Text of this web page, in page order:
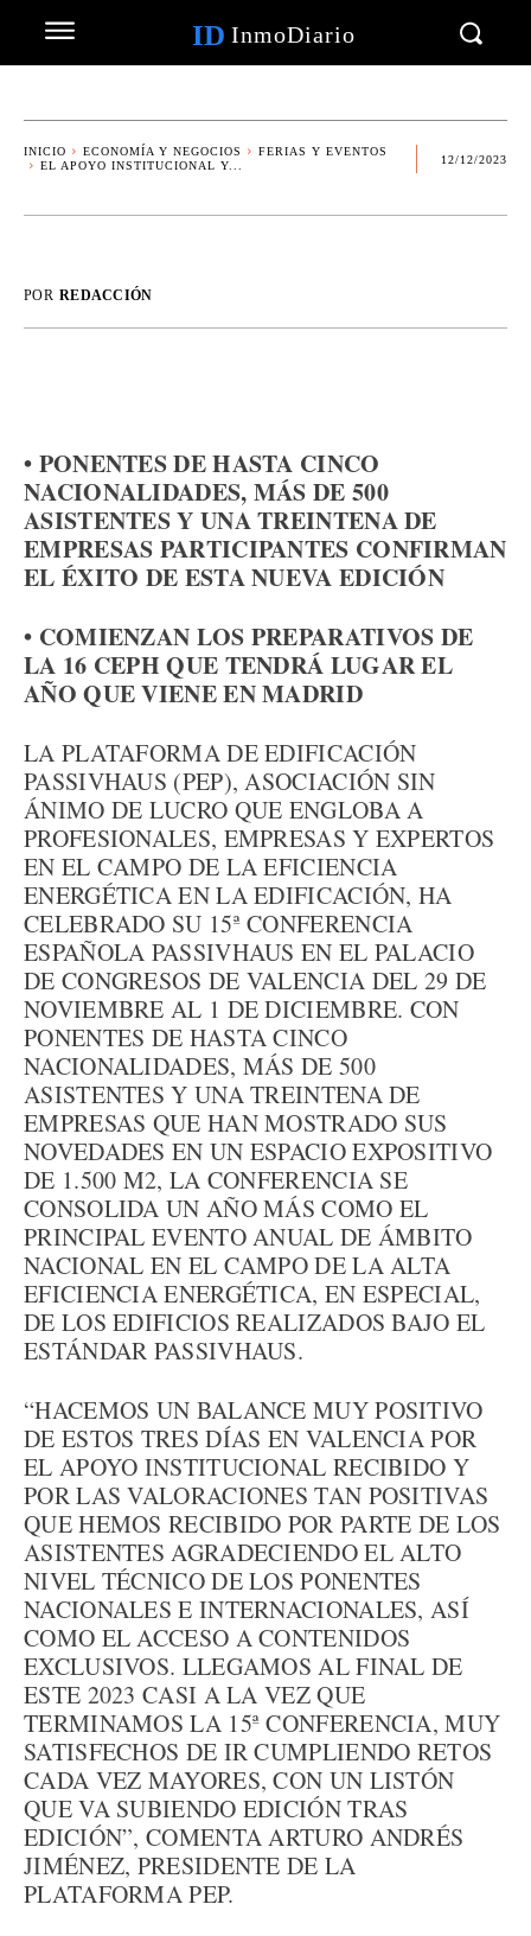
ID InmoDiario
INICIO ECONOMÍA Y NEGOCIOS
FERIAS Y EVENTOS
EL APOYO INSTITUCIONAL Y...
12/12/2023
POR REDACCIÓN
• PONENTES DE HASTA CINCO
NACIONALIDADES, MÁS DE 500
ASISTENTES Y UNA TREINTENA DE
EMPRESAS PARTICIPANTES CONFIRMAN
EL ÉXITO DE ESTA NUEVA EDICIÓN
• COMIENZAN LOS PREPARATIVOS DE
LA 16 CEPH QUE TENDRÁ LUGAR EL
AÑO QUE VIENE EN MADRID
LA PLATAFORMA DE EDIFICACIÓN
PASSIVHAUS (PEP), ASOCIACIÓN SIN
ÁNIMO DE LUCRO QUE ENGLOBA A
PROFESIONALES, EMPRESAS Y EXPERTOS
EN EL CAMPO DE LA EFICIENCIA
ENERGÉTICA EN LA EDIFICACIÓN, HA
CELEBRADO SU 15ª CONFERENCIA
ESPAÑOLA PASSIVHAUS EN EL PALACIO
DE CONGRESOS DE VALENCIA DEL 29 DE
NOVIEMBRE AL 1 DE DICIEMBRE. CON
PONENTES DE HASTA CINCO
NACIONALIDADES, MÁS DE 500
ASISTENTES Y UNA TREINTENA DE
EMPRESAS QUE HAN MOSTRADO SUS
NOVEDADES EN UN ESPACIO EXPOSITIVO
DE 1.500 M2, LA CONFERENCIA SE
CONSOLIDA UN AÑO MÁS COMO EL
PRINCIPAL EVENTO ANUAL DE ÁMBITO
NACIONAL EN EL CAMPO DE LA ALTA
EFICIENCIA ENERGÉTICA, EN ESPECIAL,
DE LOS EDIFICIOS REALIZADOS BAJO EL
ESTÁNDAR PASSIVHAUS.
“HACEMOS UN BALANCE MUY POSITIVO
DE ESTOS TRES DÍAS EN VALENCIA POR
EL APOYO INSTITUCIONAL RECIBIDO Y
POR LAS VALORACIONES TAN POSITIVAS
QUE HEMOS RECIBIDO POR PARTE DE LOS
ASISTENTES AGRADECIENDO EL ALTO
NIVEL TÉCNICO DE LOS PONENTES
NACIONALES E INTERNACIONALES, ASÍ
COMO EL ACCESO A CONTENIDOS
EXCLUSIVOS. LLEGAMOS AL FINAL DE
ESTE 2023 CASI A LA VEZ QUE
TERMINAMOS LA 15ª CONFERENCIA, MUY
SATISFECHOS DE IR CUMPLIENDO RETOS
CADA VEZ MAYORES, CON UN LISTÓN
QUE VA SUBIENDO EDICIÓN TRAS
EDICIÓN”, COMENTA ARTURO ANDRÉS
JIMÉNEZ, PRESIDENTE DE LA
PLATAFORMA PEP.